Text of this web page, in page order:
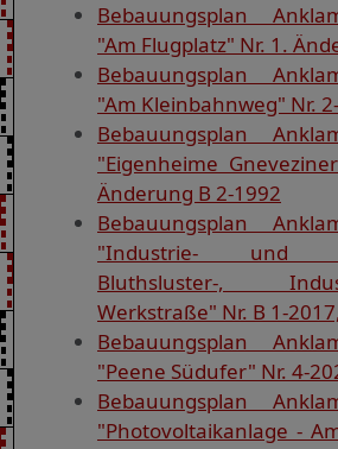
Bebauungsplan
"Am Flugplatz" Nr. 1.
Bebauungsplan
"Am Kleinbahnweg" Nr.
Bebauungsplan
"Eigenheime
Änderung B 2-1992
Bebauungsplan
"Industrie- und
Bluthsluster-,
Werkstraße" Nr. B 1-
Bebauungsplan
"Peene Südufer" Nr. 4-
Bebauungsplan
"Photovoltaikanlage -